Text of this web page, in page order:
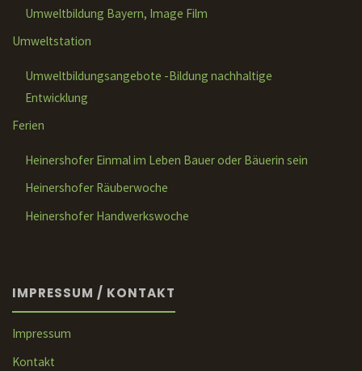
Umweltbildung Bayern, Image Film
Umweltstation
Umweltbildungsangebote -Bildung nachhaltige
Entwicklung
Ferien
Heinershofer Einmal im Leben Bauer oder Bäuerin sein
Heinershofer Räuberwoche
Heinershofer Handwerkswoche
IMPRESSUM / KONTAKT
Impressum
Kontakt